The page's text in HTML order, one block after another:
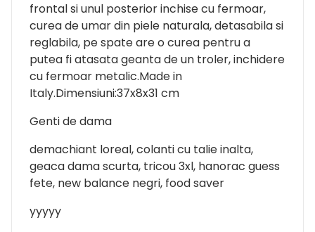
frontal si unul posterior inchise cu fermoar,
curea de umar din piele naturala, detasabila si
reglabila, pe spate are o curea pentru a
putea fi atasata geanta de un troler, inchidere
cu fermoar metalic.Made in
Italy.Dimensiuni:37x8x31 cm
Genti de dama
demachiant loreal, colanti cu talie inalta,
geaca dama scurta, tricou 3xl, hanorac guess
fete, new balance negri, food saver
yyyyy